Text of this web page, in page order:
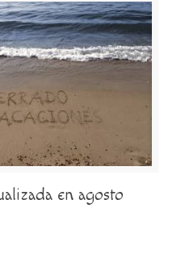
en agosto